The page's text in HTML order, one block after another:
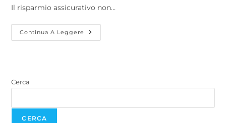
Il risparmio assicurativo non…
Continua A Leggere
Cerca
CERCA